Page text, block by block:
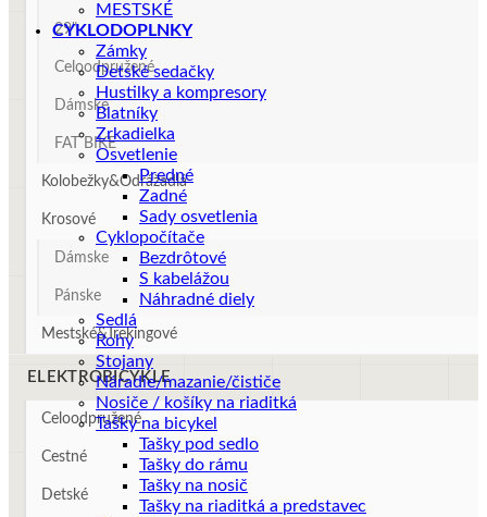
MESTSKÉ
CYKLODOPLNKY
Zámky
Detské sedačky
Hustilky a kompresory
Blatníky
Zrkadielka
Osvetlenie
Predné
Zadné
Sady osvetlenia
Cyklopočítače
Bezdrôtové
S kabelážou
Náhradné diely
Sedlá
Rohy
Stojany
Náradie/mazanie/čističe
Nosiče / košíky na riaditká
Tašky na bicykel
Tašky pod sedlo
Tašky do rámu
Tašky na nosič
Tašky na riaditká a predstavec
29"
Celoodpružené
Dámske
FAT BIKE
Kolobežky&Odrážadlá
Krosové
Dámske
Pánske
Mestské&Trekingové
ELEKTROBICYKLE
Celoodpružené
Cestné
Detské